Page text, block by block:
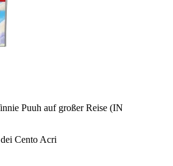
Puuh auf großer Reise (IN
Cento Acri